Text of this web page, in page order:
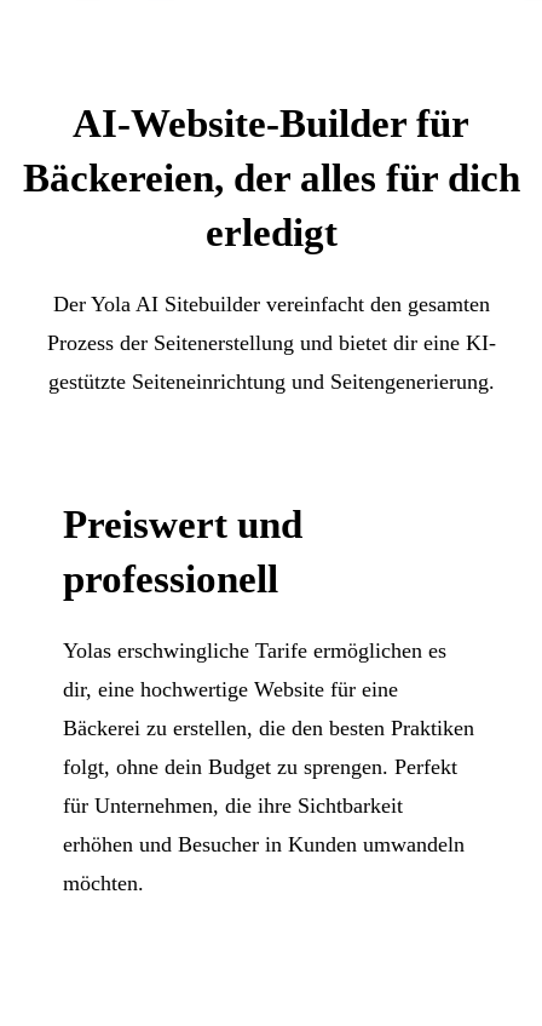
AI-Website-Builder für
Bäckereien, der alles für dich
erledigt
Der Yola AI Sitebuilder vereinfacht den gesamten
Prozess der Seitenerstellung und bietet dir eine KI-
gestützte Seiteneinrichtung und Seitengenerierung.
Preiswert und
professionell
Yolas erschwingliche Tarife ermöglichen es
dir, eine hochwertige Website für eine
Bäckerei zu erstellen, die den besten Praktiken
folgt, ohne dein Budget zu sprengen. Perfekt
für Unternehmen, die ihre Sichtbarkeit
erhöhen und Besucher in Kunden umwandeln
möchten.